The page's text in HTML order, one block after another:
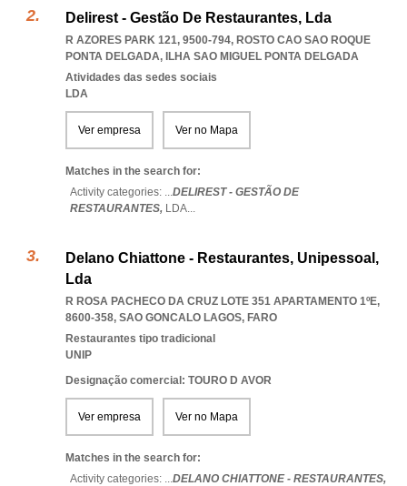
Delirest - Gestão De Restaurantes, Lda
R AZORES PARK 121, 9500-794, ROSTO CAO SAO ROQUE
PONTA DELGADA, ILHA SAO MIGUEL PONTA DELGADA
Atividades das sedes sociais
LDA
Ver empresa Ver no Mapa
Matches in the search for:
Activity categories: ...DELIREST - GESTÃO DE
RESTAURANTES, LDA...
Delano Chiattone - Restaurantes, Unipessoal,
Lda
R ROSA PACHECO DA CRUZ LOTE 351 APARTAMENTO 1ºE,
8600-358, SAO GONCALO LAGOS, FARO
Restaurantes tipo tradicional
UNIP
Designação comercial: TOURO D AVOR
Ver empresa Ver no Mapa
Matches in the search for:
Activity categories: ...DELANO CHIATTONE - RESTAURANTES,